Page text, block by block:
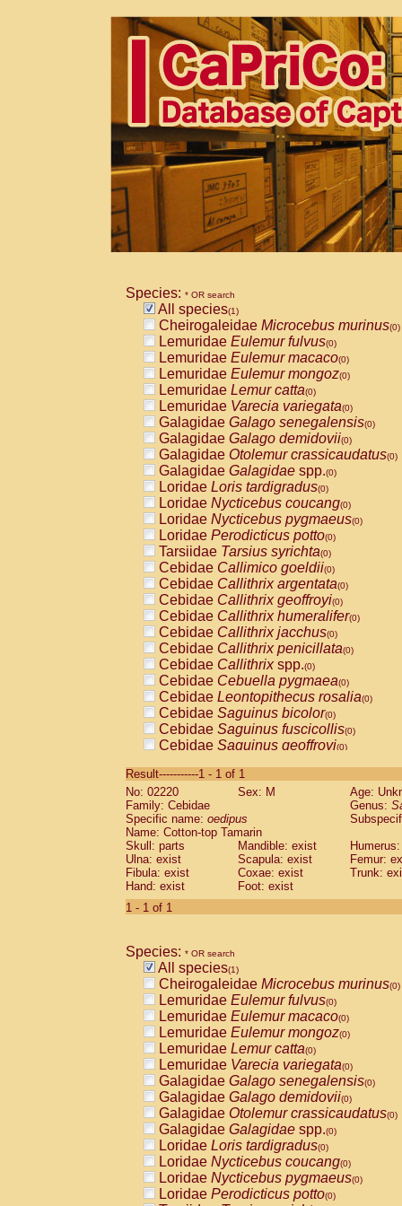
Species: * OR search
All species(1)
Cheirogaleidae Microcebus murinus(0)
Lemuridae Eulemur fulvus(0)
Lemuridae Eulemur macaco(0)
Lemuridae Eulemur mongoz(0)
Lemuridae Lemur catta(0)
Lemuridae Varecia variegata(0)
Galagidae Galago senegalensis(0)
Galagidae Galago demidovii(0)
Galagidae Otolemur crassicaudatus(0)
Galagidae Galagidae spp.(0)
Loridae Loris tardigradus(0)
Loridae Nycticebus coucang(0)
Loridae Nycticebus pygmaeus(0)
Loridae Perodicticus potto(0)
Tarsiidae Tarsius syrichta(0)
Cebidae Callimico goeldii(0)
Cebidae Callithrix argentata(0)
Cebidae Callithrix geoffroyi(0)
Cebidae Callithrix humeralifer(0)
Cebidae Callithrix jacchus(0)
Cebidae Callithrix penicillata(0)
Cebidae Callithrixspp.(0)
Cebidae Cebuella pygmaea(0)
Cebidae Leontopithecus rosalia(0)
Cebidae Saguinus bicolor(0)
Cebidae Saguinus fuscicollis(0)
Cebidae Saguinus geoffroyi(0)
CebidaeSaguinus labiatus(0)
Cebidae Saguinus leucopus (0)
Cebidae
CebidaeSaguinus mystax
Cebidae Saguinus nigricollis (0)
Cebidae Saguinus oedipus
Cebidae Saguinus weddelli
Cebidae Saguinusspp.
Cebidae
CebidaeCebus capucinus
CebidaeCebus nigrivittatus
CebidaeCebus spp.(0)
CebidaeSaimiri boliviensis(0)
CebidaeSaimiri sciureus(0)
AtelidaeAlouatta caraya(0)
AtelidaeAlouatta fusca(0)
AtelidaeAlouatta seniculus(0)
AtelidaeAlouattaspp.(0)
AtelidaeAteles belzebuth(0)
AtelidaeAteles geoffroyi(0)
AtelidaeAteles paniscus(0)
AtelidaeAtelesspp.(0)
AtelidaeLagothrix lagothricha(0)
AtelidaeLagothrix lagothricha cana
PitheciidaeCacajao calvus
Result-----------1 - 1 of 1
No: 02220
Sex: M
Age:
Family: Cebidae
Genus:
Specific name: oedipus
Name: Cotton-top Tamarin
Skull: parts
Mandible: exist
Ulna: exist
Scapula: exist
Femur:
Fibula: exist
Coxae: exist
Trunk:
Hand: exist
Foot: exist
1 - 1 of 1
Species: * OR search
All species(1)
Cheirogaleidae Microcebus murinus(0)
Lemuridae Eulemur fulvus(0)
Lemuridae Eulemur macaco(0)
Lemuridae Eulemur mongoz(0)
Lemuridae Lemur catta(0)
Lemuridae Varecia variegata(0)
Galagidae Galago senegalensis(0)
Galagidae Galago demidovii(0)
Galagidae Otolemur crassicaudatus(0)
Galagidae Galagidae spp.(0)
Loridae Loris tardigradus(0)
Loridae Nycticebus coucang(0)
Loridae Nycticebus pygmaeus(0)
Loridae Perodicticus potto(0)